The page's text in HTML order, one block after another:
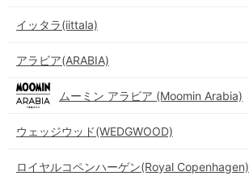
イッタラ(iittala)
アラビア(ARABIA)
ムーミン アラビア (Moomin Arabia)
ウェッジウッド(WEDGWOOD)
ロイヤルコペンハーゲン(Royal Copenhagen)